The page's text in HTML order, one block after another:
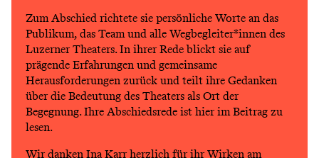
Zum Abschied richtete sie persönliche Worte an das
Publikum, das Team und alle Wegbegleiter*innen des
Luzerner Theaters. In ihrer Rede blickt sie auf
prägende Erfahrungen und gemeinsame
Herausforderungen zurück und teilt ihre Gedanken
über die Bedeutung des Theaters als Ort der
Begegnung. Ihre Abschiedsrede ist hier im Beitrag zu
lesen.
Wir danken Ina Karr herzlich für ihr Wirken am